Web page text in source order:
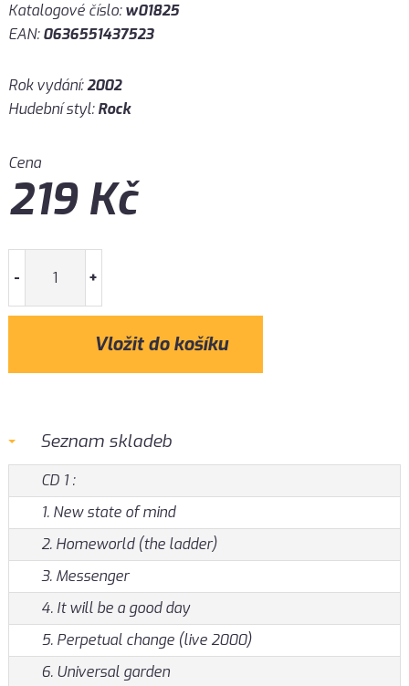
Katalogové číslo:w01825
EAN:0636551437523
Rok vydání:2002
Hudební styl:Rock
Cena
219Kč
- +
Seznam skladeb
CD 1 :
1. New state of mind
2. Homeworld (the ladder)
3. Messenger
4. It will be a good day
5. Perpetual change (live 2000)
6. Universal garden